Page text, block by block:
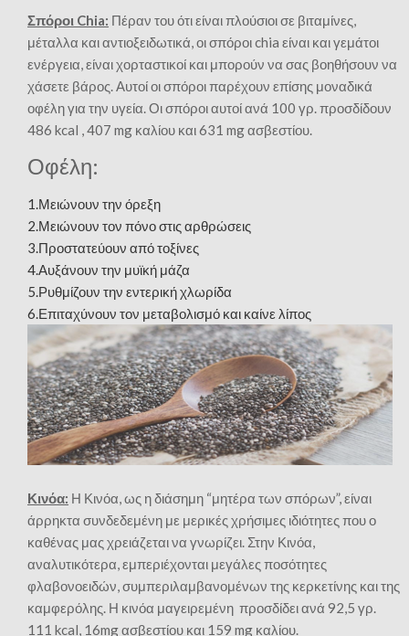
Σπόροι Chia: Πέραν του ότι είναι πλούσιοι σε βιταμίνες,
μέταλλα και αντιοξειδωτικά, οι σπόροι chia είναι και γεμάτοι
ενέργεια, είναι χορταστικοί και μπορούν να σας βοηθήσουν να
χάσετε βάρος. Αυτοί οι σπόροι παρέχουν επίσης μοναδικά
οφέλη για την υγεία. Οι σπόροι αυτοί ανά 100 γρ. προσδίδουν
486 kcal , 407 mg καλίου και 631 mg ασβεστίου.
Οφέλη:
1.Μειώνουν την όρεξη
2.Μειώνουν τον πόνο στις αρθρώσεις
3.Προστατεύουν από τοξίνες
4.Αυξάνουν την μυϊκή μάζα
5.Ρυθμίζουν την εντερική χλωρίδα
6.Επιταχύνουν τον μεταβολισμό και καίνε λίπος
Κινόα: Η Κινόα, ως η διάσημη “μητέρα των σπόρων”, είναι
άρρηκτα συνδεδεμένη με μερικές χρήσιμες ιδιότητες που ο
καθένας μας χρειάζεται να γνωρίζει. Στην Κινόα,
αναλυτικότερα, εμπεριέχονται μεγάλες ποσότητες
φλαβονοειδών, συμπεριλαμβανομένων της κερκετίνης και της
καμφερόλης. Η κινόα μαγειρεμένη προσδίδει ανά 92,5 γρ.
111 kcal, 16mg ασβεστίου και 159 mg καλίου.